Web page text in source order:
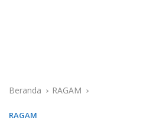
Beranda RAGAM
RAGAM